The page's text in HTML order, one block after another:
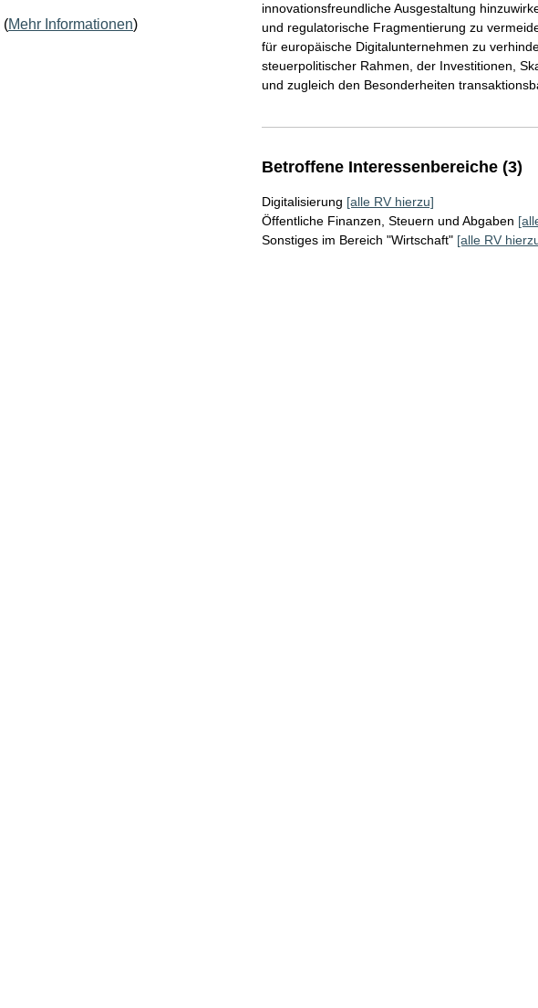
(Mehr Informationen)
innovationsfreundliche Ausgestaltung
und regulatorische Fragmentierung zu
für europäische Digitalunternehmen zu
steuerpolitischer Rahmen, der Investitionen,
und zugleich den Besonderheiten
Betroffene Interessenbereiche (3)
Digitalisierung [alle RV hierzu]
Öffentliche Finanzen, Steuern und Abgaben
Sonstiges im Bereich "Wirtschaft" [alle RV